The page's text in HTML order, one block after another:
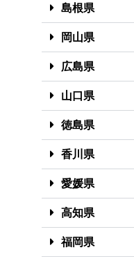
島根県
岡山県
広島県
山口県
徳島県
香川県
愛媛県
高知県
福岡県